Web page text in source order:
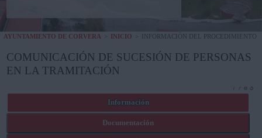
AYUDA
AYUNTAMIENTO DE CORVERA INICIO INFORMACIÓN DEL PROCEDIMIENTO
COMUNICACIÓN DE SUCESIÓN DE PERSONAS
EN LA TRAMITACIÓN
Información
Documentación